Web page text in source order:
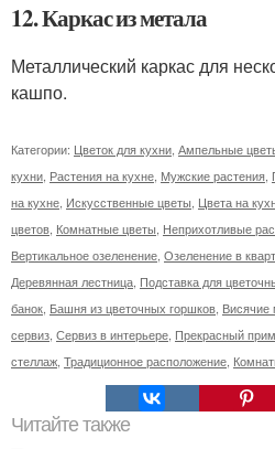
12. Каркас из метала
Металлический каркас для
кашпо.
Категории: Цветок для кухни Ампельные
кухни Растения на кухне Мужские растения
на кухне Искусственные цветы Цвета на
цветов Комнатные цветы Неприхотливые
Вертикальное озеленение Озеленение в
Деревянная лестница Подставка для
банок Башня из цветочных горшков Висячие
сервиз Сервиз в интерьере Прекрасный
стеллаж Традиционное расположение
Читайте также